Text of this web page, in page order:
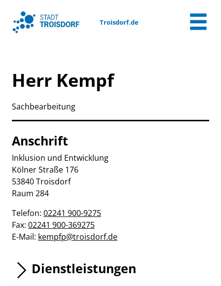
Zum Hauptinhalt springen
Troisdorf.de
Herr Kempf
Sachbearbeitung
Anschrift
Inklusion und Entwicklung
Kölner Straße 176
53840Troisdorf
Raum 284
Telefon: 02241 900-9275
Fax: 02241 900-369275
E-Mail: kempfp@troisdorf.de
Dienstleistungen